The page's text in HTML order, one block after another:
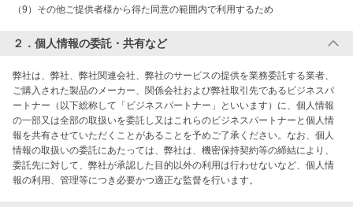
（9）その他ご提供者様から得た同意の範囲内で利用するため
２．個人情報の委託・共有など
弊社は、弊社、弊社関連会社、弊社のサービスの提供を業務委託する業者、
ご購入された製品のメーカー、関係会社および弊社取引先であるビジネスパ
ートナー（以下総称して「ビジネスパートナー」といいます）に、個人情報
の一部又は全部の取扱いを委託し又はこれらのビジネスパートナーと個人情
報を共有させていただくことがあることを予めご了承ください。なお、個人
情報の取扱いの委託にあたっては、弊社は、機密保持契約等の締結により、
委託先に対して、弊社が承認した目的以外の利用は行わせないなど、個人情
報の利用、管理等につき必要かつ適正な監督を行います。